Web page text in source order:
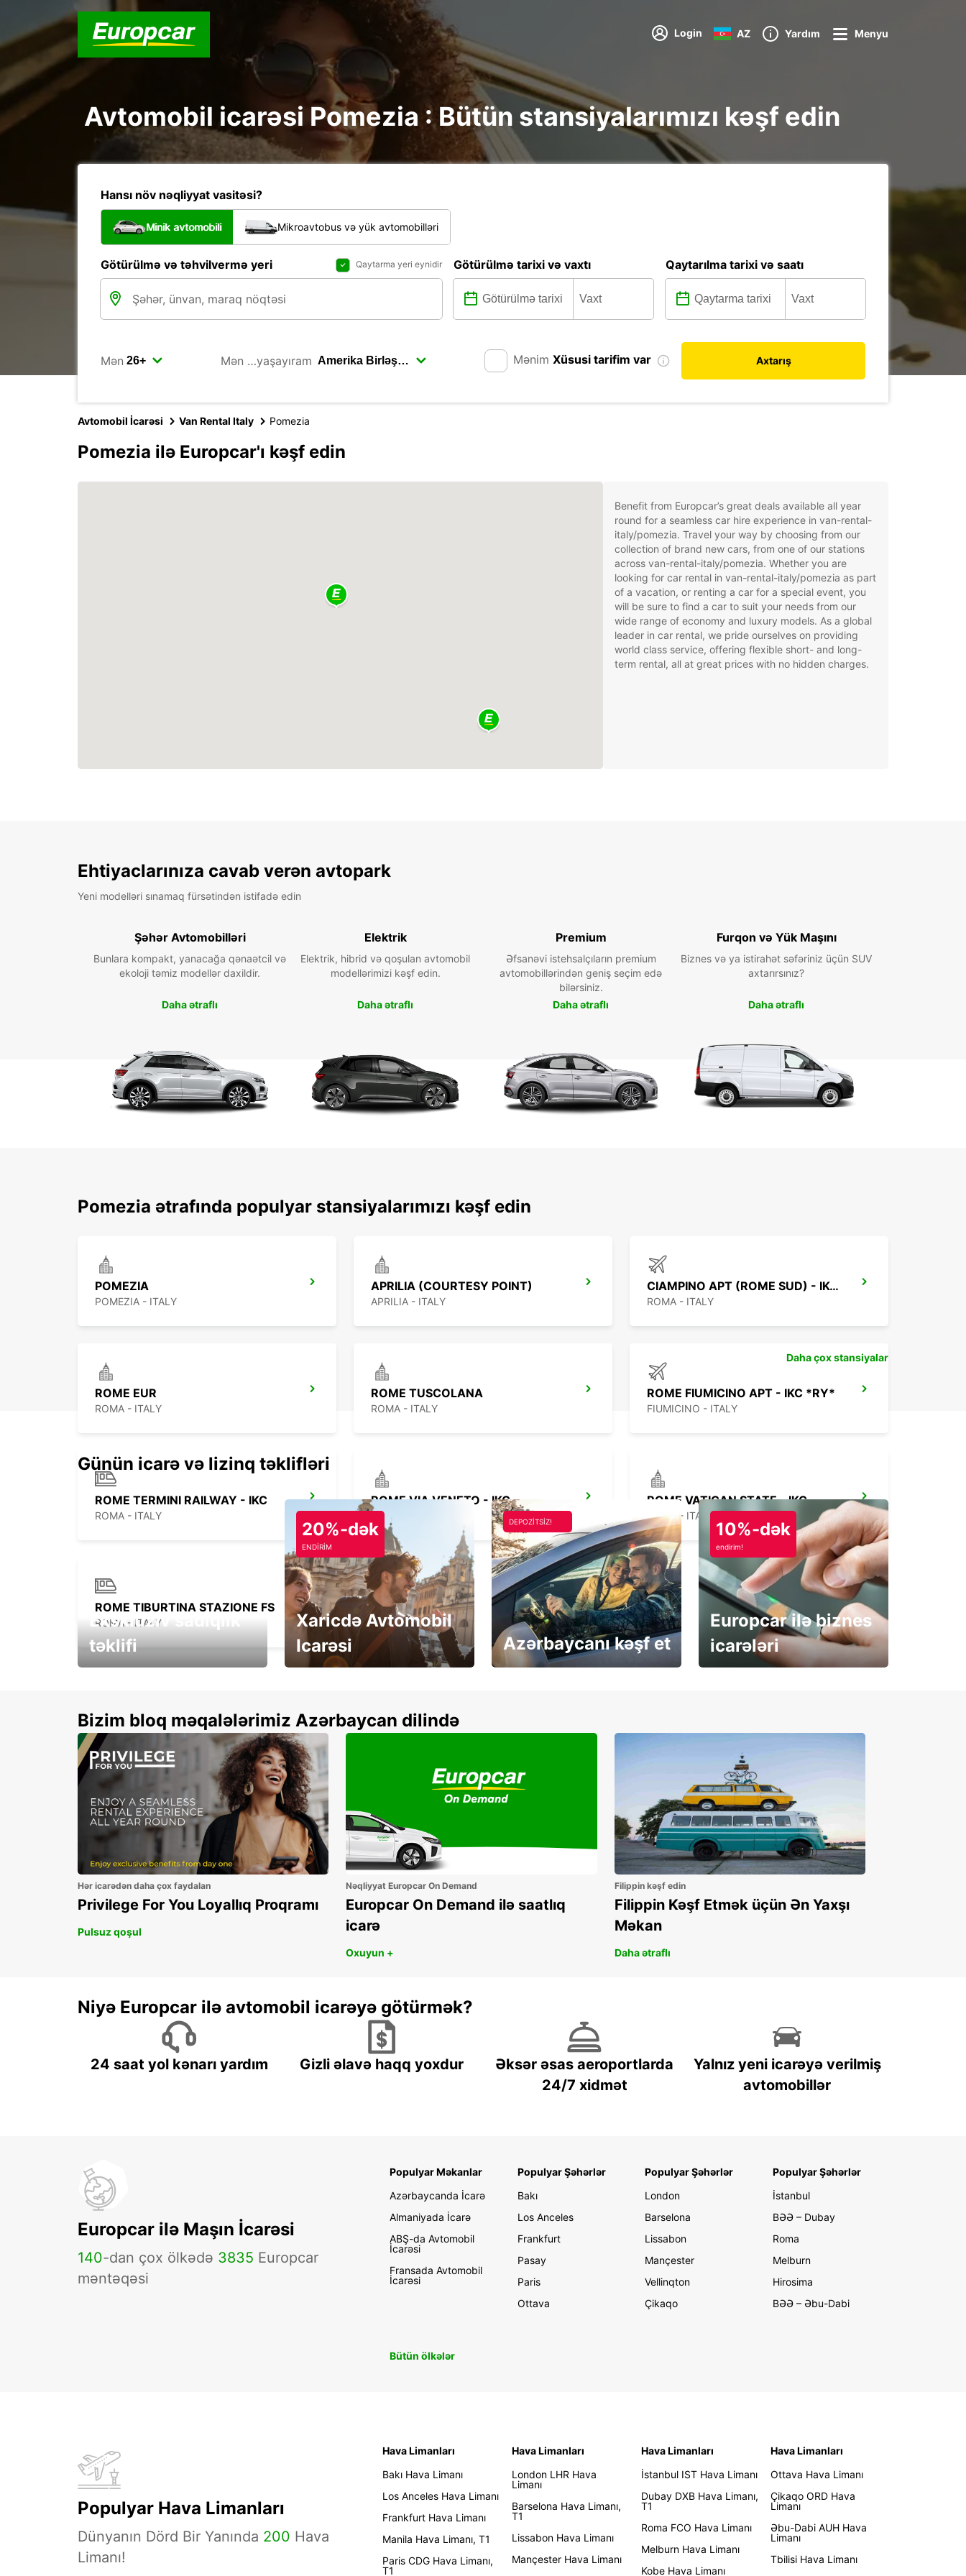
Login AZ Yardım Menyu
Avtomobil icarəsi Pomezia : Bütün stansiyalarımızı kəşf edin
Hansı növ nəqliyyat vasitəsi?
Minik avtomobili Mikroavtobus və yük avtomobilləri
Götürülmə və təhvilvermə yeri Qaytarma yeri eynidir Götürülmə tarixi və vaxtı Qaytarılma tarixi və saatı
Mən Mən …yaşayıram Mənim Xüsusi tarifim var Axtarış
Avtomobil İcarəsi Van Rental Italy Pomezia
Pomezia ilə Europcar'ı kəşf edin
Benefit from Europcar’s great deals available all year
round for a seamless car hire experience in van-rental-
italy/pomezia. Travel your way by choosing from our
collection of brand new cars, from one of our stations
across van-rental-italy/pomezia. Whether you are
looking for car rental in van-rental-italy/pomezia as part
of a vacation, or renting a car for a special event, you
will be sure to find a car to suit your needs from our
wide range of economy and luxury models. As a global
leader in car rental, we pride ourselves on providing
world class service, offering flexible short- and long-
term rental, all at great prices with no hidden charges.
Ehtiyaclarınıza cavab verən avtopark
Yeni modelləri sınamaq fürsətindən istifadə edin
Şəhər Avtomobilləri
Bunlara kompakt, yanacağa qənaətcil və
ekoloji təmiz modellər daxildir.
Daha ətraflı
Elektrik
Elektrik, hibrid və qoşulan avtomobil
modellərimizi kəşf edin.
Daha ətraflı
Premium
Əfsanəvi istehsalçıların premium
avtomobillərindən geniş seçim edə
bilərsiniz.
Daha ətraflı
Furqon və Yük Maşını
Biznes və ya istirahət səfəriniz üçün SUV
axtarırsınız?
Daha ətraflı
Pomezia ətrafında populyar stansiyalarımızı kəşf edin
POMEZIA
POMEZIA - ITALY
APRILIA (COURTESY POINT)
APRILIA - ITALY
CIAMPINO APT (ROME SUD) - IKC *RY*
ROMA - ITALY
ROME EUR
ROMA - ITALY
ROME TUSCOLANA
ROMA - ITALY
ROME FIUMICINO APT - IKC *RY*
FIUMICINO - ITALY
ROME TERMINI RAILWAY - IKC
ROMA - ITALY
ROME VIA VENETO - IKC
ROMA - ITALY
ROME VATICAN STATE - IKC
ROMA - ITALY
ROME TIBURTINA STAZIONE FS
ROMA - ITALY
Daha çox stansiyalar
Günün icarə və lizinq təklifləri
Eksklüziv sadiqlik
təklifi
20%-dək
ENDİRİM
Xaricdə Avtomobil
Icarəsi
DEPOZİTSİZ!
Azərbaycanı kəşf et
10%-dək
endirim!
Europcar ilə biznes
icarələri
Bizim bloq məqalələrimiz Azərbaycan dilində
Hər icarədən daha çox faydalan
Privilege For You Loyallıq Proqramı
Pulsuz qoşul
Nəqliyyat Europcar On Demand
Europcar On Demand ilə saatlıq
icarə
Oxuyun +
Filippin kəşf edin
Filippin Kəşf Etmək üçün Ən Yaxşı
Məkan
Daha ətraflı
Niyə Europcar ilə avtomobil icarəyə götürmək?
24 saat yol kənarı yardım Gizli əlavə haqq yoxdur
Əksər əsas aeroportlarda
24/7 xidmət
Yalnız yeni icarəyə verilmiş
avtomobillər
Europcar ilə Maşın İcarəsi
140-dan çox ölkədə 3835 Europcar
məntəqəsi
Populyar Məkanlar
Azərbaycanda İcarə
Almaniyada İcarə
ABŞ-da Avtomobil
İcarəsi
Fransada Avtomobil
İcarəsi
Populyar Şəhərlər
Bakı
Los Anceles
Frankfurt
Pasay
Paris
Ottava
Populyar Şəhərlər
London
Barselona
Lissabon
Mançester
Vellinqton
Çikaqo
Populyar Şəhərlər
İstanbul
BƏƏ – Dubay
Roma
Melburn
Hirosima
BƏƏ – Əbu-Dabi
Bütün ölkələr
Populyar Hava Limanları
Dünyanın Dörd Bir Yanında 200 Hava
Limanı!
Hava Limanları
Bakı Hava Limanı
Los Anceles Hava Limanı
Frankfurt Hava Limanı
Manila Hava Limanı, T1
Paris CDG Hava Limanı,
T1
Hava Limanları
London LHR Hava
Limanı
Barselona Hava Limanı,
T1
Lissabon Hava Limanı
Mançester Hava Limanı
Hava Limanları
İstanbul IST Hava Limanı
Dubay DXB Hava Limanı,
T1
Roma FCO Hava Limanı
Melburn Hava Limanı
Kobe Hava Limanı
Hava Limanları
Ottava Hava Limanı
Çikaqo ORD Hava
Limanı
Əbu-Dabi AUH Hava
Limanı
Tbilisi Hava Limanı